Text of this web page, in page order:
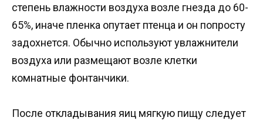
степень влажности воздуха возле гнезда до 60-
65%, иначе пленка опутает птенца и он попросту
задохнется. Обычно используют увлажнители
воздуха или размещают возле клетки
комнатные фонтанчики.
После откладывания яиц мягкую пищу следует